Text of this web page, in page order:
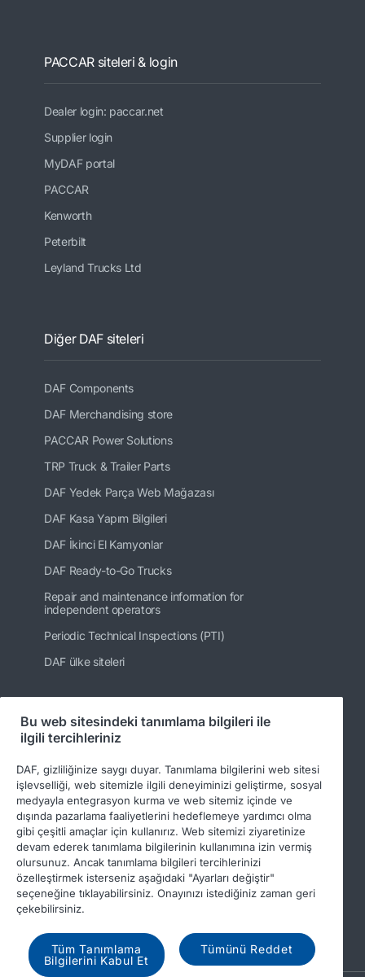
PACCAR siteleri & login
Dealer login: paccar.net
Supplier login
MyDAF portal
PACCAR
Kenworth
Peterbilt
Leyland Trucks Ltd
Diğer DAF siteleri
DAF Components
DAF Merchandising store
PACCAR Power Solutions
TRP Truck & Trailer Parts
DAF Yedek Parça Web Mağazası
DAF Kasa Yapım Bilgileri
DAF İkinci El Kamyonlar
DAF Ready-to-Go Trucks
Repair and maintenance information for
independent operators
Periodic Technical Inspections (PTI)
DAF ülke siteleri
Bizi takip edin
© 2026 DAF Legal notice
Privacy statement
Income Tax Report
Bu web sitesindeki tanımlama bilgileri ile
ilgili tercihleriniz
DAF, gizliliğinize saygı duyar. Tanımlama bilgilerini web sitesi
işlevselliği, web sitemizle ilgili deneyiminizi geliştirme, sosyal
medyayla entegrasyon kurma ve web sitemiz içinde ve
dışında pazarlama faaliyetlerini hedeflemeye yardımcı olma
gibi çeşitli amaçlar için kullanırız. Web sitemizi ziyaretinize
devam ederek tanımlama bilgilerinin kullanımına izin vermiş
olursunuz. Ancak tanımlama bilgileri tercihlerinizi
özelleştirmek isterseniz aşağıdaki "Ayarları değiştir"
seçeneğine tıklayabilirsiniz. Onayınızı istediğiniz zaman geri
çekebilirsiniz.
Tüm Tanımlama
Bilgilerini Kabul Et
Tümünü Reddet